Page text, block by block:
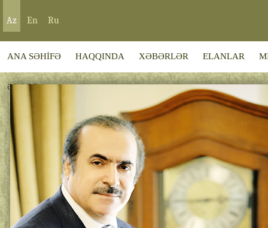
Az En Ru
ANA SƏHİFƏ HAQQINDA XƏBƏRLƏR ELANLAR
ƏLAQƏ